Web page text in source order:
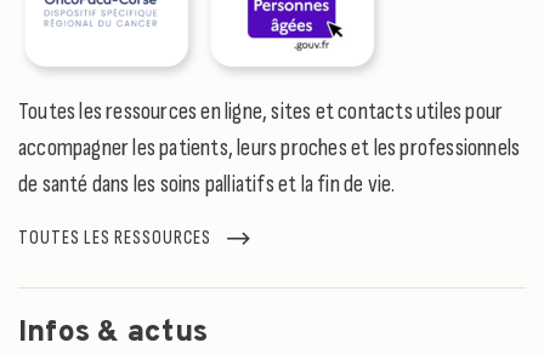
Toutes les ressources en ligne, sites et contacts utiles pour
accompagner les patients, leurs proches et les professionnels
de santé dans les soins palliatifs et la fin de vie.
TOUTES LES RESSOURCES
Infos & actus